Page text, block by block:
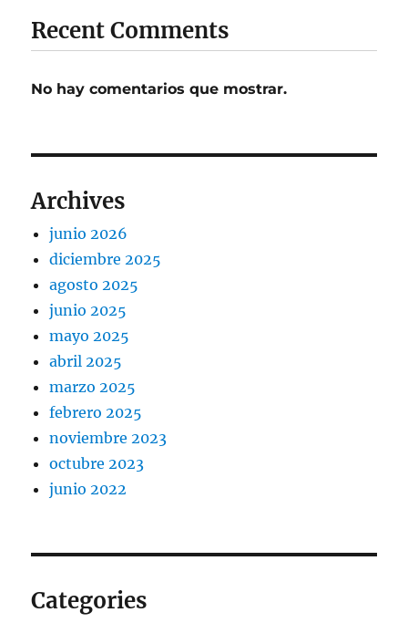
Recent Comments
No hay comentarios que mostrar.
Archives
junio 2026
diciembre 2025
agosto 2025
junio 2025
mayo 2025
abril 2025
marzo 2025
febrero 2025
noviembre 2023
octubre 2023
junio 2022
Categories